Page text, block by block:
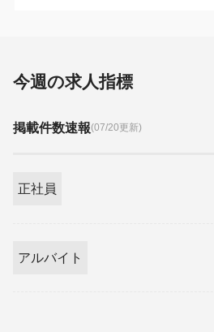
今週の求人指標
掲載件数速報(07/20更新)
正社員
アルバイト